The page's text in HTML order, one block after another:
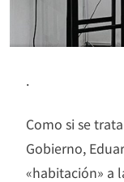
.
Como si se
Gobierno,
«habitación» a